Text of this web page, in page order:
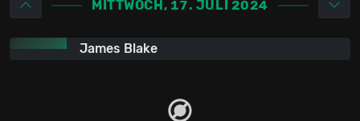
MITTWOCH, 17. JULI 2024
James Blake